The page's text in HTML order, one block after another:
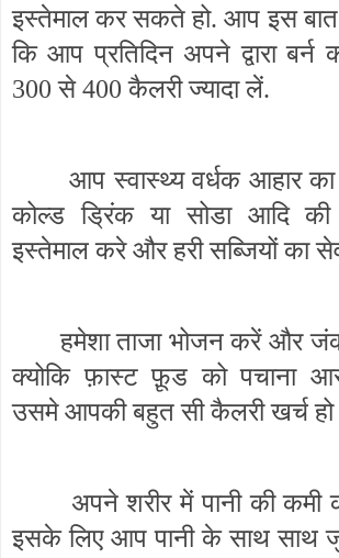
इस्तेमाल कर सकते हो. आप इस बात
कि आप प्रतिदिन अपने द्वारा
300 से 400 कैलरी ज्यादा लें.
आप स्वास्थ्य वर्धक आहार
कोल्ड ड्रिंक या सोडा आदि
इस्तेमाल करे और हरी सब्जियों का
हमेशा ताजा भोजन करें और
क्योकि फ़ास्ट फ़ूड को पचाना
उसमे आपकी बहुत सी कैलरी खर्च हो
अपने शरीर में पानी की कमी
इसके लिए आप पानी के साथ साथ